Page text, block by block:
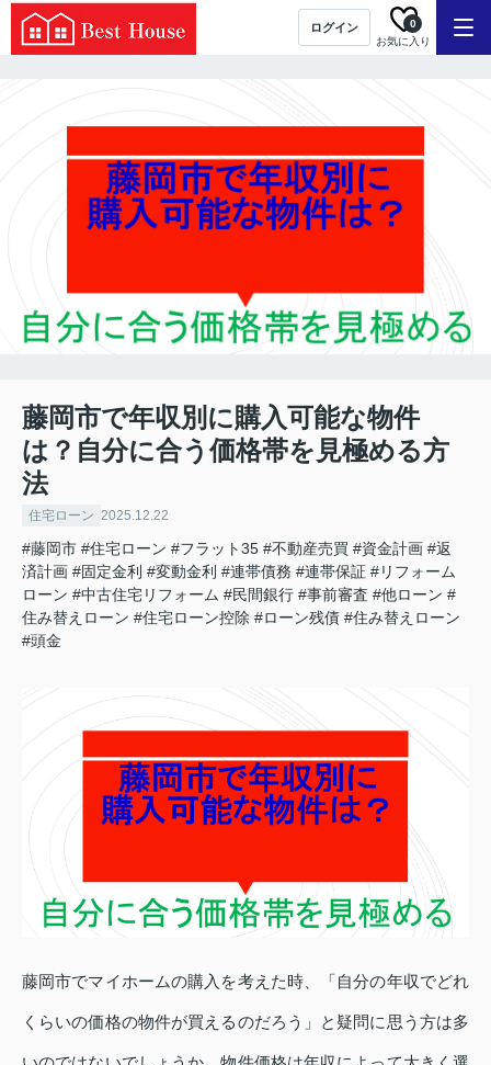
ログイン
お気に入り
0
藤岡市で年収別に購入可能な物件
は？自分に合う価格帯を見極める方
法
住宅ローン 2025.12.22
#藤岡市 #住宅ローン #フラット35 #不動産売買 #資金計画 #返
済計画 #固定金利 #変動金利 #連帯債務 #連帯保証 #リフォーム
ローン #中古住宅リフォーム #民間銀行 #事前審査 #他ローン #
住み替えローン #住宅ローン控除 #ローン残債 #住み替えローン
#頭金
藤岡市でマイホームの購入を考えた時、「自分の年収でどれ
くらいの価格の物件が買えるのだろう」と疑問に思う方は多